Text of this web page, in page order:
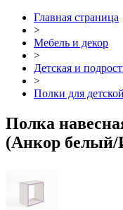
Главная страница
>
Мебель и декор
>
Детская и
>
Полки для детской
Полка
(Анкор белый/